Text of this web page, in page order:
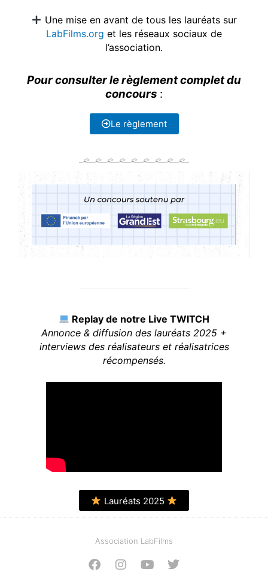
Une mise en avant de tous les lauréats sur
LabFilms.org et les réseaux sociaux de
l’association.
Pour consulter le règlementcomplet du
concours :
Le règlement
Replay de notre Live TWITCH
Annonce & diffusion des lauréats 2025 +
interviews des réalisateurs et réalisatrices
récompensés.
Lauréats 2025
Association LabFilms
F
I
Y
T